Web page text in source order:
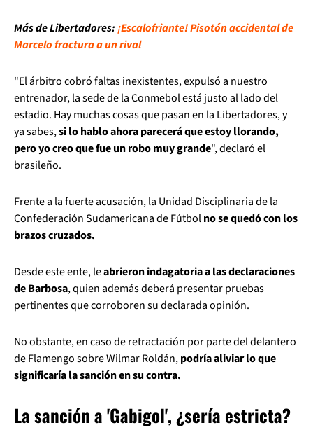
Más de Libertadores:¡Escalofriante! Pisotón accidental de
Marcelo fractura a un rival
"El árbitro cobró faltas inexistentes, expulsó a nuestro
entrenador, la sede de la Conmebol está justo al lado del
estadio. Hay muchas cosas que pasan en la Libertadores, y
ya sabes,si lo hablo ahora parecerá que estoy llorando,
pero yo creo que fue un robo muy grande", declaró el
brasileño.
Frente a la fuerte acusación, la Unidad Disciplinaria de la
Confederación Sudamericana de Fútbolno se quedó con los
brazos cruzados.
Desde este ente, leabrieron indagatoria a las declaraciones
de Barbosa, quien además deberá presentar pruebas
pertinentes que corroboren su declarada opinión.
No obstante, en caso de retractación por parte del delantero
de Flamengo sobre Wilmar Roldán,podría aliviar lo que
significaría la sanción en su contra.
La sanción a 'Gabigol', ¿sería estricta?